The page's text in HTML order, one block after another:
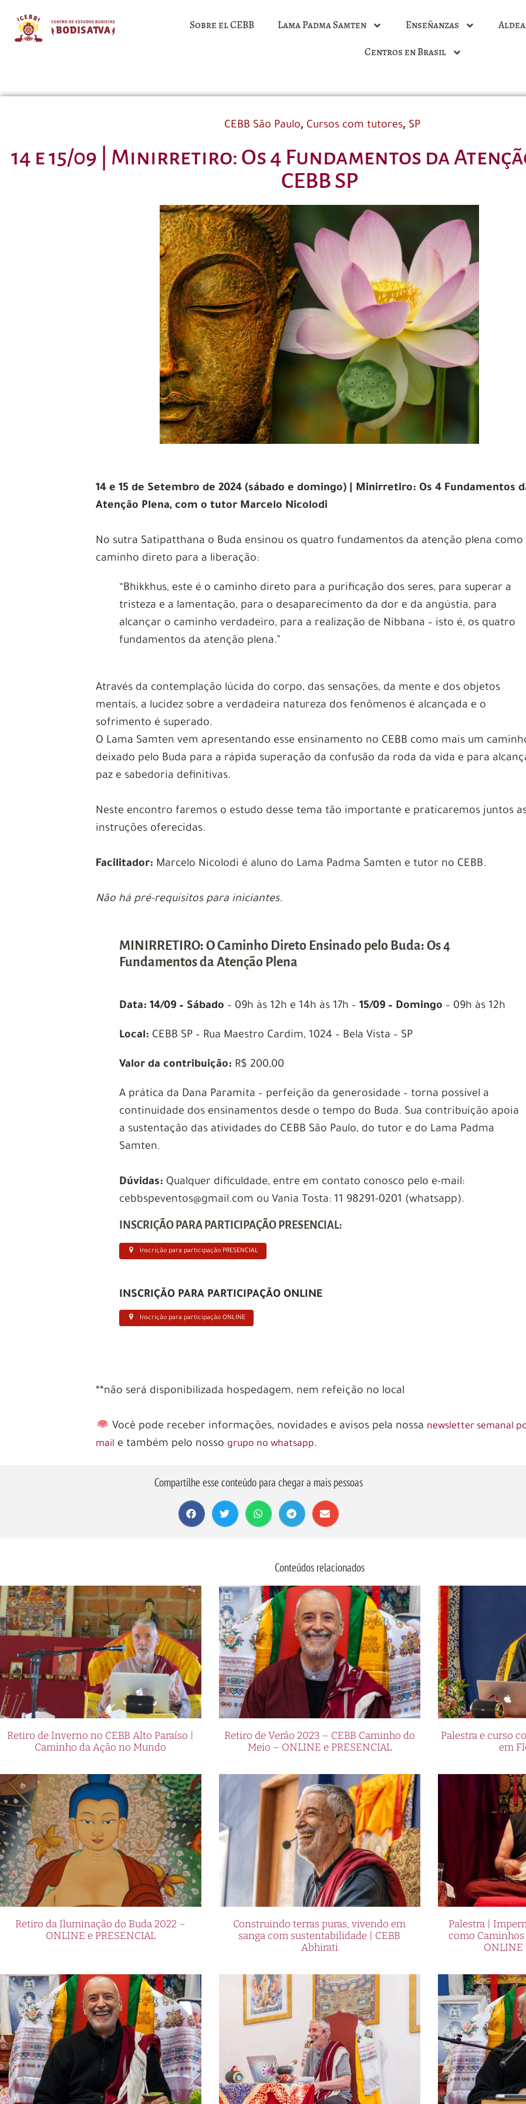
Sobre el CEBB Lama Padma Samten Enseñanzas
Centros en Brasil
CEBB São Paulo, Cursos com tutores, SP
14 e 15/09 | Minirretiro: Os 4 Fundamentos da
CEBB SP
14 e 15 de Setembro de 2024 (sábado e domingo) | Minirretiro:Os 4 Fundamentos
Atenção Plena,com o tutor Marcelo Nicolodi
No sutra Satipatthana o Buda ensinou os quatro fundamentos da atenção plena como
caminho direto para a liberação:
“Bhikkhus, este é o caminho direto para a purificação dos seres, para superar a
tristeza e a lamentação, para o desaparecimento da dor e da angústia, para
alcançar o caminho verdadeiro, para a realização de Nibbana – isto é, os quatro
fundamentos da atenção plena.”
Através da contemplação lúcida do corpo, das sensações, da mente e dos objetos
mentais, a lucidez sobre a verdadeira natureza dos fenômenos é alcançada e o
sofrimento é superado.
O Lama Samten vem apresentando esse ensinamento no CEBB como mais um
deixado pelo Buda para a rápida superação da confusão da roda da vida e para
paz e sabedoria definitivas.
Neste encontro faremos o estudo desse tema tão importante e praticaremos juntos
instruções oferecidas.
Facilitador: Marcelo Nicolodi é aluno do Lama Padma Samten e tutor no CEBB.
Não há pré-requisitos para iniciantes.
MINIRRETIRO: O Caminho Direto Ensinado pelo Buda: Os 4
Fundamentos da Atenção Plena
Data:14/09 – Sábado – 09h às 12h e 14h às 17h –15/09 – Domingo – 09h às 12h
Local: CEBB SP – Rua Maestro Cardim, 1024 – Bela Vista – SP
Valor da contribuição: R$ 200,00
A prática da Dana Paramita – perfeição da generosidade – torna possível a
continuidade dos ensinamentos desde o tempo do Buda. Sua contribuição apoia
a sustentação das atividades do CEBB São Paulo, do tutor e do Lama Padma
Samten.
Dúvidas: Qualquer dificuldade, entre em contato conosco pelo e-mail:
cebbspeventos@gmail.com ou Vania Tosta: 11 98291-0201 (whatsapp).
INSCRIÇÃO PARA PARTICIPAÇÃO PRESENCIAL:
Inscrição para participação PRESENCIAL
INSCRIÇÃO PARA PARTICIPAÇÃO ONLINE
Inscrição para participação ONLINE
**não será disponibilizada hospedagem, nem refeição no local
Você pode receber informações, novidades e avisos pela nossa newsletter semanal
mail e também pelo nosso grupo no whatsapp.
Compartilhe esse conteúdo para chegar a mais pessoas
Conteúdos relacionados
Retiro de Inverno no CEBB Alto Paraíso |
Caminho da Ação no Mundo
Retiro de Verão 2023 – CEBB Caminho do
Meio – ONLINE e PRESENCIAL
Palestra e curso
em
Retiro da Iluminação do Buda 2022 –
ONLINE e PRESENCIAL
Construindo terras puras, vivendo em
sanga com sustentabilidade | CEBB
Abhirati
Palestra |
como
ONLINE